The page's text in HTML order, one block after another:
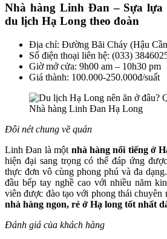
Nhà hàng Linh Đan – Sựa lựa
du lịch Hạ Long theo đoàn
Địa chỉ: Đường Bãi Cháy (Hậu
Số điện thoại liên hệ: (033)
Giờ mở cửa: 9h00 am – 10h30 pm
Giá thành: 100.000-250.000đ/suất
Nhà hàng Linh Đan Hạ Long
Đôi nét chung về quán
Linh Đan là một nhà hàng nổi tiếng ở
hiện đại sang trọng có thể đáp ứng
thực đơn vô cùng phong phú và đa
đầu bếp tay nghề cao với nhiều năm
viên được đào tạo với phong thái
nhà hàng ngon, rẻ ở Hạ long tốt nhất
Đánh giá của khách hàng